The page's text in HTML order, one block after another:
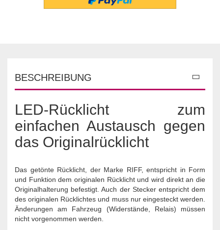
BESCHREIBUNG
LED-Rücklicht zum
einfachen Austausch gegen
das Originalrücklicht
Das getönte Rücklicht, der Marke RIFF, entspricht in Form
und Funktion dem originalen Rücklicht und wird direkt an die
Originalhalterung befestigt. Auch der Stecker entspricht dem
des originalen Rücklichtes und muss nur eingesteckt werden.
Änderungen am Fahrzeug (Widerstände, Relais) müssen
nicht vorgenommen werden.